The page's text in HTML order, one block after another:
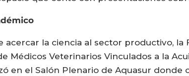
acercar la ciencia al sector productivo, la
Médicos Veterinarios Vinculados a la
en el Salón Plenario de Aquasur